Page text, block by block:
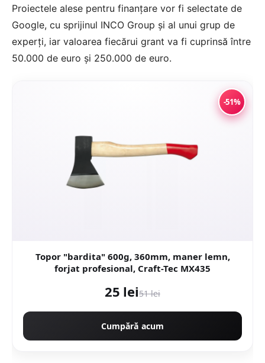
Proiectele alese pentru finanţare vor fi selectate de
Google, cu sprijinul INCO Group şi al unui grup de
experţi, iar valoarea fiecărui grant va fi cuprinsă între
50.000 de euro şi 250.000 de euro.
-51%
Topor "bardita" 600g, 360mm, maner lemn,
forjat profesional, Craft-Tec MX435
25 lei51 lei
Cumpără acum